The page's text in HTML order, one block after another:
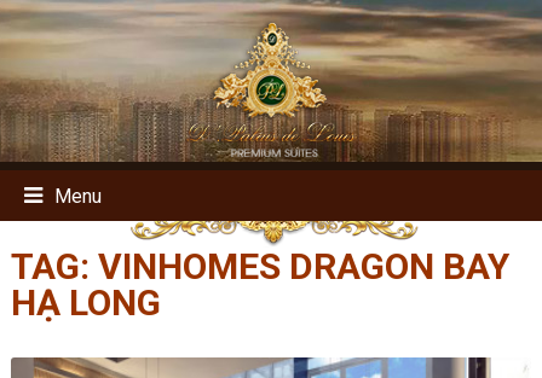
Menu
TAG: VINHOMES DRAGON BAY
HẠ LONG